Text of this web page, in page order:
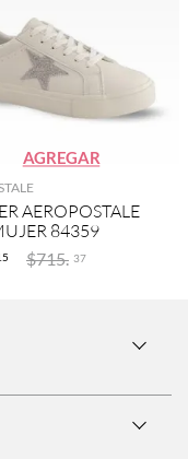
AGREGAR
AEROPOSTALE
84359
$715. 37